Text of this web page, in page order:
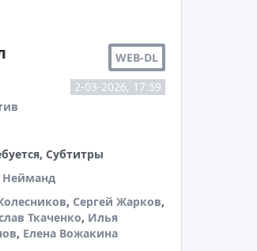
WEB-DL
2-03-2026, 17:59
Субтитры
Нейманд
, Сергей Жарков,
Ткаченко, Илья
, Елена Вожакина